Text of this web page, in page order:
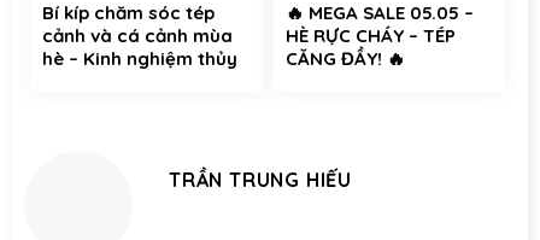
Bí kíp chăm sóc tép
cảnh và cá cảnh mùa
hè – Kinh nghiệm thủy
🔥 MEGA SALE 05.05 –
HÈ RỰC CHÁY – TÉP
CĂNG ĐẦY! 🔥
TRẦN TRUNG HIẾU